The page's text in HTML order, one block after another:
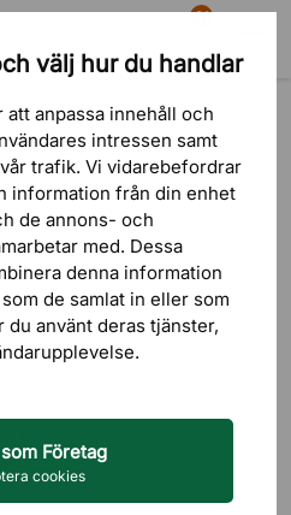
välj hur du handlar
anpassa innehåll och
intressen samt
trafik. Vi vidarebefordrar
information från din enhet
de annons- och
med. Dessa
denna information
de samlat in eller som
använt deras tjänster,
Företag
cookies
Sök
81
Varukorg Meny